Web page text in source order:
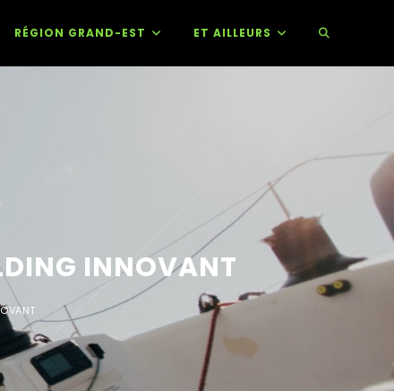
RÉGION GRAND-EST ET AILLEURS
INNOVANT